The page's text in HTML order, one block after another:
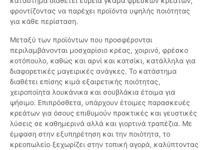
φροντίζοντας να παρέχει προϊόντα υψηλής ποιότητας
για κάθε περίσταση.
Μεταξύ των προϊόντων που προσφέρονται
περιλαμβάνονται μοσχαρίσιο κρέας, χοιρινό, φρέσκο
κοτόπουλο, καθώς και αρνί και κατσίκι, κατάλληλα για
διαφορετικές μαγειρικές ανάγκες. Το κατάστημα
διαθέτει επίσης κιμά εξαιρετικής ποιότητας,
χειροποίητα λουκάνικα και σουβλάκια έτοιμα για
ψήσιμο. Επιπρόσθετα, υπάρχουν έτοιμες παρασκευές
κρεάτων για όσους επιθυμούν πρακτικές και γευστικές
λύσεις σε καθημερινά αλλά και γιορτινά τραπέζια. Με
έμφαση στην εξυπηρέτηση και την ποιότητα, το
κρεοπωλείο ξεχωρίζει στην τοπική αγορά, καλύπτοντας